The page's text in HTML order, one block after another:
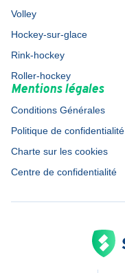
Volley
Hockey-sur-glace
Rink-hockey
Roller-hockey
Mentions légales
Conditions Générales
Politique de confidentialité
Charte sur les cookies
Centre de confidentialité